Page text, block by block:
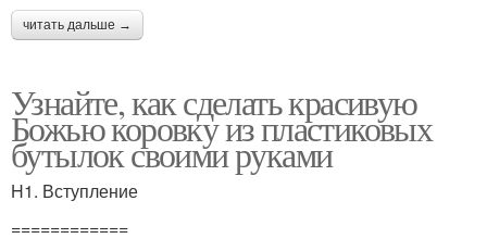
читать дальше →
Узнайте, как сделать красивую
Божью коровку из пластиковых
бутылок своими руками
H1. Вступление
============